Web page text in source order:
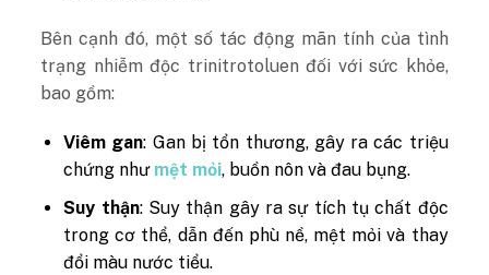
Bên cạnh đó, một số tác động mãn tính của tình
trạng nhiễm độc trinitrotoluen đối với sức khỏe,
bao gồm:
Viêm gan: Gan bị tổn thương, gây ra các triệu
chứng như mệt mỏi, buồn nôn và đau bụng.
Suy thận: Suy thận gây ra sự tích tụ chất độc
trong cơ thể, dẫn đến phù nề, mệt mỏi và thay
đổi màu nước tiểu.